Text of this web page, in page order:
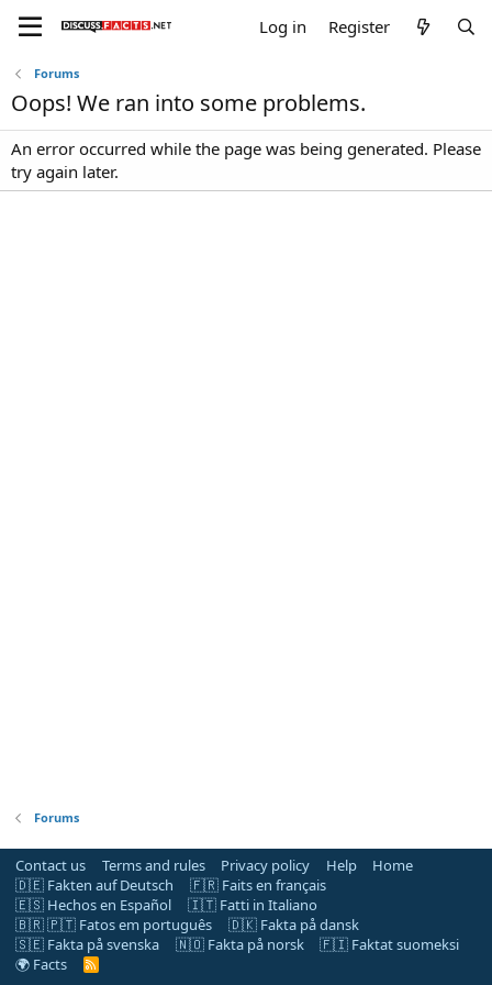
Log in Register
Forums
Oops! We ran into some problems.
An error occurred while the page was being generated. Please
try again later.
Forums
Contact us Terms and rules Privacy policy Help
Home
🇩🇪 Fakten auf Deutsch
🇫🇷 Faits en français
🇪🇸 Hechos en Español
🇮🇹 Fatti in Italiano
🇧🇷 🇵🇹 Fatos em português
🇩🇰 Fakta på dansk
🇸🇪 Fakta på svenska
🇳🇴 Fakta på norsk
🇫🇮 Faktat suomeksi
🌍 Facts
R